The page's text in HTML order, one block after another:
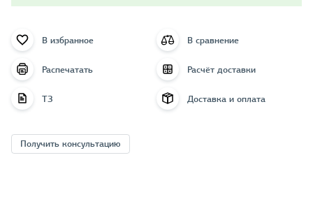
В избранное В сравнение
Распечатать Расчёт доставки
ТЗ Доставка и оплата
Получить консультацию